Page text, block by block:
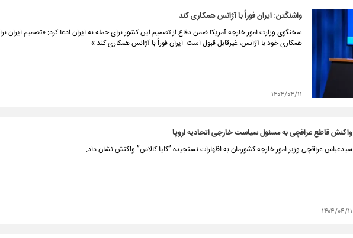
واشنگتن: ایران فوراً با آژانس همکاری کند
سخنگوی وزارت امور خارجه آمریکا ضمن دفاع از تصمیم این کشور برای حمله به ایران ادعا کرد: «تصمیم ایران
همکاری خود با آژانس، غیرقابل قبول است. ایران فوراً با آژانس همکاری کند.»
۱۴۰۴/۰۴/۱۱
واکنش قاطع عراقچی به مسئول سیاست خارجی اتحادیه اروپا
سیدعباس عراقچی وزیر امور خارجه کشورمان به اظهارات نسنجیده ”کایا کالاس” واکنش نشان داد.
۱۴۰۴/۰۴/۱۱